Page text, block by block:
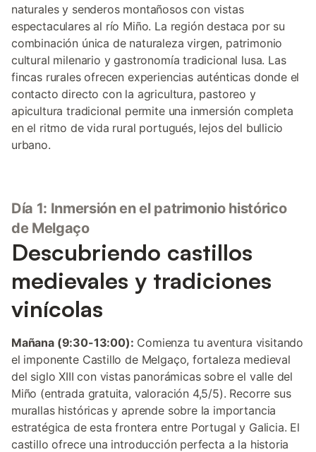
naturales y senderos montañosos con vistas
espectaculares al río Miño. La región destaca por su
combinación única de naturaleza virgen, patrimonio
cultural milenario y gastronomía tradicional lusa. Las
fincas rurales ofrecen experiencias auténticas donde el
contacto directo con la agricultura, pastoreo y
apicultura tradicional permite una inmersión completa
en el ritmo de vida rural portugués, lejos del bullicio
urbano.
Día 1: Inmersión en el patrimonio histórico
de Melgaço
Descubriendo castillos
medievales y tradiciones
vinícolas
Mañana (9:30-13:00): Comienza tu aventura visitando
el imponente Castillo de Melgaço, fortaleza medieval
del siglo XIII con vistas panorámicas sobre el valle del
Miño (entrada gratuita, valoración 4,5/5). Recorre sus
murallas históricas y aprende sobre la importancia
estratégica de esta frontera entre Portugal y Galicia. El
castillo ofrece una introducción perfecta a la historia